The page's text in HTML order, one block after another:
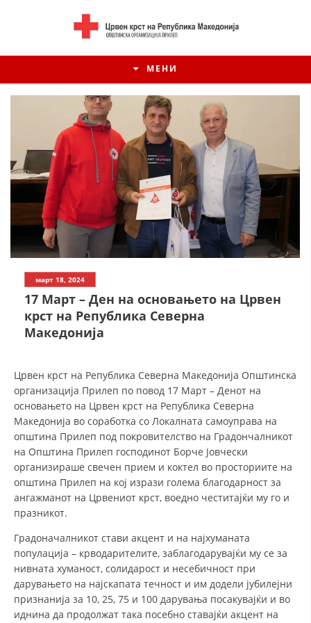
МЕНИ
ИСТОРИЈАТ НА ЦКРСМ
СТРУКТУРА НА ОРГАНИЗАЦИЈАТА
ЗАКОН ЗА ЦКРМ
СТАТУТ НА ЦКРМ
ОРГАНИЗАЦИЈА И РАЗВОЈ
СОБРАНИЕ
СТРУКТУРА И ОРГАНИЗАЦИОНА ПОСТАВЕНОСТ
март 18, 2024
17 Март – Ден на основањето на Црвен
крст на Република Северна
Македонија
Црвен крст на Република Северна Македонија Општинска
организација Прилеп по повод 17 Март – Денот на
основањето на Црвен крст на Република Северна
Македонија во соработка со Локалната самоуправа на
општина Прилеп под покровителство на Градончалникот
на Општина Прилеп господинот Борче Јовчески
организираше свечен прием и коктел во просториите на
општина Прилеп на кој изрази голема благодарност за
ангажманот на Црвениот крст, воедно честитајќи му го и
празникот.
Градоначалникот стави акцент и на најхуманата
популација – крводарителите, заблагодарувајќи му се за
нивната хуманост, солидарост и несебичност при
дарувањето на најскапата течност и им додели јубилејни
признанија за 10, 25, 75 и 100 дарувања посакувајќи и во
иднина да продолжат така посебно ставајќи акцент на